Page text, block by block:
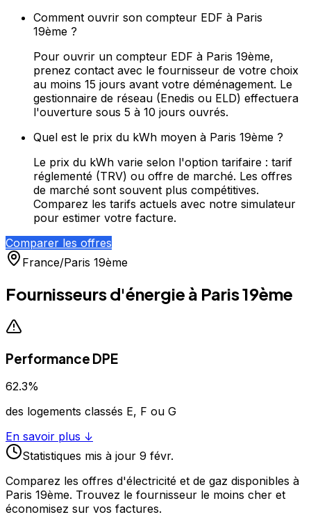
Comment ouvrir son compteur EDF à Paris
19ème ?
Pour ouvrir un compteur EDF à Paris 19ème,
prenez contact avec le fournisseur de votre choix
au moins 15 jours avant votre déménagement. Le
gestionnaire de réseau (Enedis ou ELD) effectuera
l'ouverture sous 5 à 10 jours ouvrés.
Quel est le prix du kWh moyen à Paris 19ème ?
Le prix du kWh varie selon l'option tarifaire : tarif
réglementé (TRV) ou offre de marché. Les offres
de marché sont souvent plus compétitives.
Comparez les tarifs actuels avec notre simulateur
pour estimer votre facture.
Comparer les offres
France/Paris 19ème
Fournisseurs d'énergie à Paris 19ème
Performance DPE
62.3%
des logements classés E, F ou G
En savoir plus ↓
Statistiques mis à jour 9 févr.
Comparez les offres d'électricité et de gaz disponibles à
Paris 19ème. Trouvez le fournisseur le moins cher et
économisez sur vos factures.